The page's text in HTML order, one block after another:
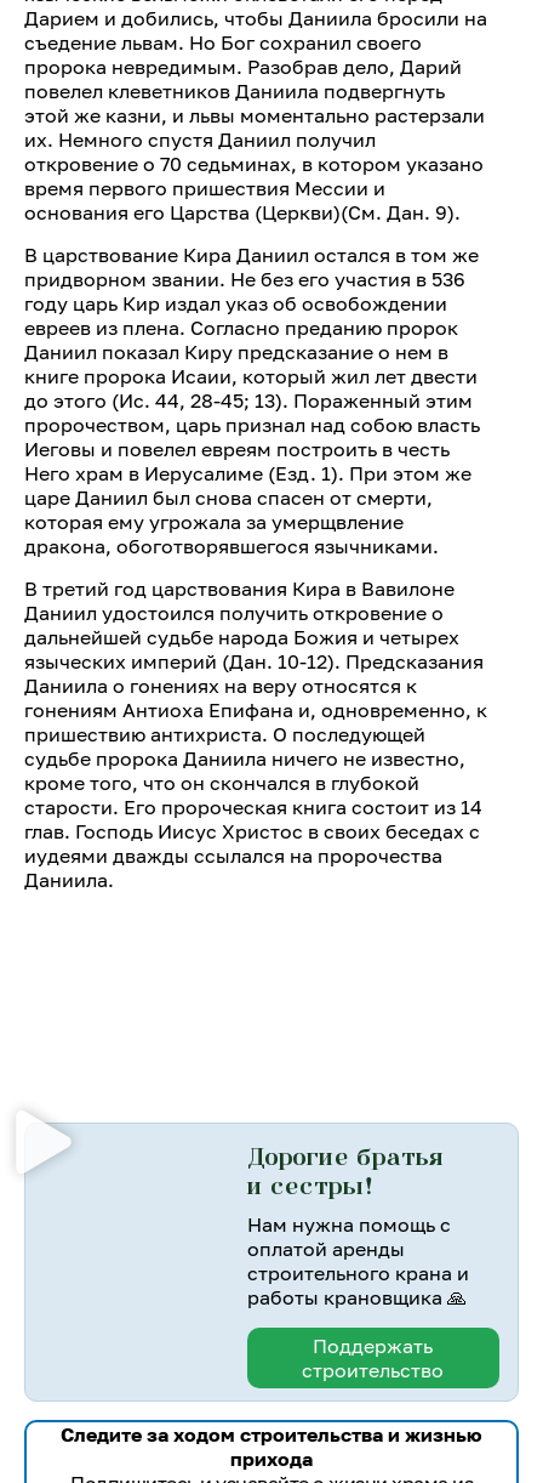
Дарием и добились, чтобы Даниила бросили на
съедение львам. Но Бог сохранил своего
пророка невредимым. Разобрав дело, Дарий
повелел клеветников Даниила подвергнуть
этой же казни, и львы моментально растерзали
их. Немного спустя Даниил получил
откровение о 70 седьминах, в котором указано
время первого пришествия Мессии и
основания его Царства (Церкви)(См. Дан. 9).
В царствование Кира Даниил остался в том же
придворном звании. Не без его участия в 536
году царь Кир издал указ об освобождении
евреев из плена. Согласно преданию пророк
Даниил показал Киру предсказание о нем в
книге пророка Исаии, который жил лет двести
до этого (Ис. 44, 28-45; 13). Пораженный этим
пророчеством, царь признал над собою власть
Иеговы и повелел евреям построить в честь
Него храм в Иерусалиме (Езд. 1). При этом же
царе Даниил был снова спасен от смерти,
которая ему угрожала за умерщвление
дракона, обоготворявшегося язычниками.
В третий год царствования Кира в Вавилоне
Даниил удостоился получить откровение о
дальнейшей судьбе народа Божия и четырех
языческих империй (Дан. 10-12). Предсказания
Даниила о гонениях на веру относятся к
гонениям Антиоха Епифана и, одновременно, к
пришествию антихриста. О последующей
судьбе пророка Даниила ничего не известно,
кроме того, что он скончался в глубокой
старости. Его пророческая книга состоит из 14
глав. Господь Иисус Христос в своих беседах с
иудеями дважды ссылался на пророчества
Даниила.
Дорогие братья
и сестры!
Нам нужна помощь с
оплатой аренды
строительного крана и
работы крановщика 🙏
Поддержать
строительство
Следите за ходом строительства и жизнью
прихода